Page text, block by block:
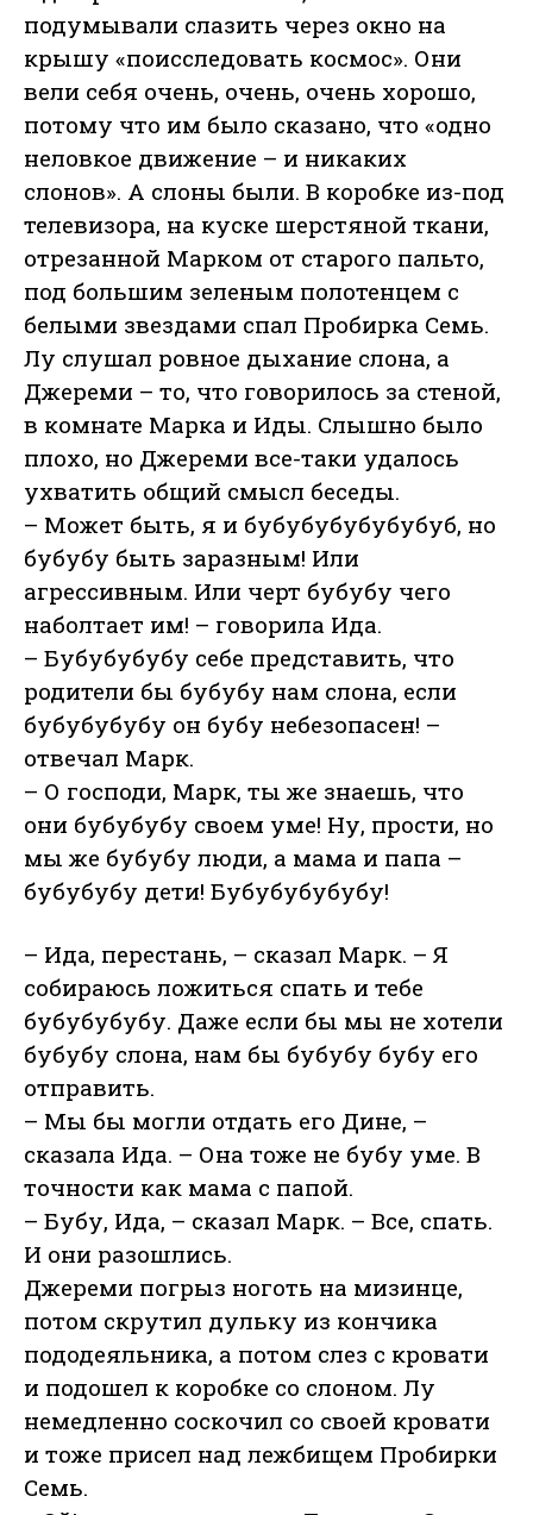
подумывали слазить через окно на
крышу «поисследовать космос». Они
вели себя очень, очень, очень хорошо,
потому что им было сказано, что «одно
неловкое движение – и никаких
слонов». А слоны были. В коробке из-под
телевизора, на куске шерстяной ткани,
отрезанной Марком от старого пальто,
под большим зеленым полотенцем с
белыми звездами спал Пробирка Семь.
Лу слушал ровное дыхание слона, а
Джереми – то, что говорилось за стеной,
в комнате Марка и Иды. Слышно было
плохо, но Джереми все-таки удалось
ухватить общий смысл беседы.
– Может быть, я и бубубубубубубуб, но
бубубу быть заразным! Или
агрессивным. Или черт бубубу чего
наболтает им! – говорила Ида.
– Бубубубубу себе представить, что
родители бы бубубу нам слона, если
бубубубубу он бубу небезопасен! –
отвечал Марк.
– О господи, Марк, ты же знаешь, что
они бубубубу своем уме! Ну, прости, но
мы же бубубу люди, а мама и папа –
бубубубу дети! Бубубубубубу!
– Ида, перестань, – сказал Марк. – Я
собираюсь ложиться спать и тебе
бубубубубу. Даже если бы мы не хотели
бубубу слона, нам бы бубубу бубу его
отправить.
– Мы бы могли отдать его Дине, –
сказала Ида. – Она тоже не бубу уме. В
точности как мама с папой.
– Бубу, Ида, – сказал Марк. – Все, спать.
И они разошлись.
Джереми погрыз ноготь на мизинце,
потом скрутил дульку из кончика
пододеяльника, а потом слез с кровати
и подошел к коробке со слоном. Лу
немедленно соскочил со своей кровати
и тоже присел над лежбищем Пробирки
Семь.